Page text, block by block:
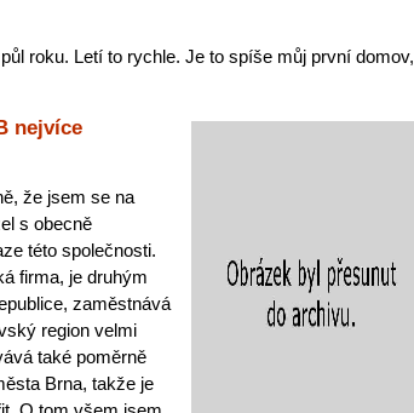
roku. Letí to rychle. Je to spíše můj první domov,
nejvíce
že jsem se na
s obecně
této společnosti.
firma, je druhým
zaměstnává
region velmi
také poměrně
Brna, takže je